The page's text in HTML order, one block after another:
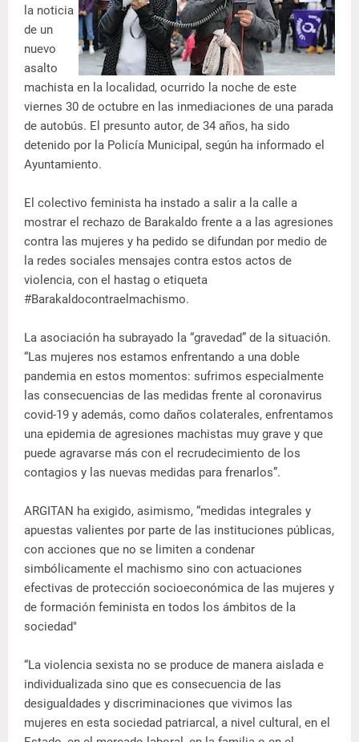
la noticia
de un
nuevo
asalto
machista en la localidad, ocurrido la noche de este
viernes 30 de octubre en las inmediaciones de una parada
de autobús. El presunto autor, de 34 años, ha sido
detenido por la Policía Municipal, según ha informado el
Ayuntamiento.
El colectivo feminista ha instado a salir a la calle a
mostrar el rechazo de Barakaldo frente a a las agresiones
contra las mujeres y ha pedido se difundan por medio de
la redes sociales mensajes contra estos actos de
violencia, con el hastag o etiqueta
#Barakaldocontraelmachismo.
La asociación ha subrayado la “gravedad” de la situación.
“Las mujeres nos estamos enfrentando a una doble
pandemia en estos momentos: sufrimos especialmente
las consecuencias de las medidas frente al coronavirus
covid-19 y además, como daños colaterales, enfrentamos
una epidemia de agresiones machistas muy grave y que
puede agravarse más con el recrudecimiento de los
contagios y las nuevas medidas para frenarlos”.
ARGITAN ha exigido, asimismo, “medidas integrales y
apuestas valientes por parte de las instituciones públicas,
con acciones que no se limiten a condenar
simbólicamente el machismo sino con actuaciones
efectivas de protección socioeconómica de las mujeres y
de formación feminista en todos los ámbitos de la
sociedad"
“La violencia sexista no se produce de manera aislada e
individualizada sino que es consecuencia de las
desigualdades y discriminaciones que vivimos las
mujeres en esta sociedad patriarcal, a nivel cultural, en el